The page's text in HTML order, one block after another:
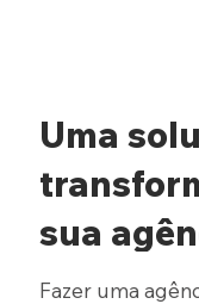
Uma
sua
Fazer uma